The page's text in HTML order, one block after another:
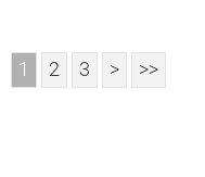
1 2 3 > >>